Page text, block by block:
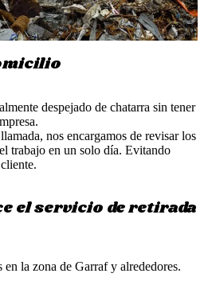
despejado de chatarra sin tener
nos encargamos de revisar los
trabajo en un solo día. Evitando
el servicio de retirada
en la zona de Garraf y alrededores.